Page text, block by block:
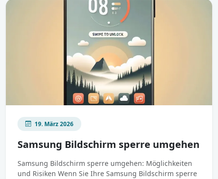
19. März 2026
Samsung Bildschirm sperre umgehen
Samsung Bildschirm sperre umgehen: Möglichkeiten
und Risiken Wenn Sie Ihre Samsung Bildschirm sperre